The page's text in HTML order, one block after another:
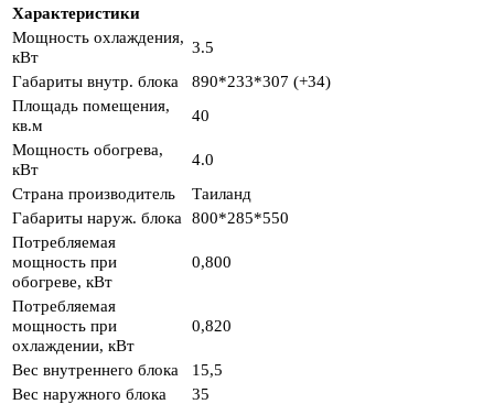
Характеристики
Мощность охлаждения,
кВт
3.5
Габариты внутр. блока
890*233*307 (+34)
Площадь помещения,
кв.м
40
Мощность обогрева,
кВт
4.0
Страна производитель
Таиланд
Габариты наруж. блока 800*285*550
Потребляемая
мощность при
обогреве, кВт
0,800
Потребляемая
мощность при
охлаждении, кВт
0,820
Вес внутреннего блока
15,5
Вес наружного блока
35